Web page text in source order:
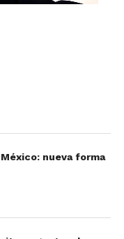
nueva forma